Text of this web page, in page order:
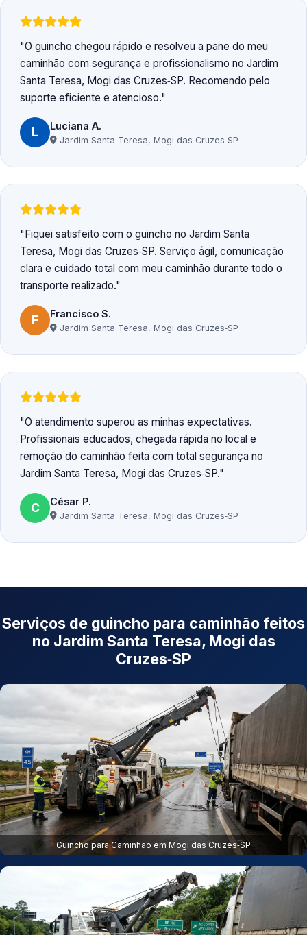
O guincho chegou rápido e resolveu a pane do meu
caminhão com segurança e profissionalismo no Jardim
Santa Teresa, Mogi das Cruzes‑SP. Recomendo pelo
suporte eficiente e atencioso.
L Luciana A.
Jardim Santa Teresa, Mogi das Cruzes‑SP
Fiquei satisfeito com o guincho no Jardim Santa
Teresa, Mogi das Cruzes‑SP. Serviço ágil, comunicação
clara e cuidado total com meu caminhão durante todo o
transporte realizado.
F Francisco S.
Jardim Santa Teresa, Mogi das Cruzes‑SP
O atendimento superou as minhas expectativas.
Profissionais educados, chegada rápida no local e
remoção do caminhão feita com total segurança no
Jardim Santa Teresa, Mogi das Cruzes‑SP.
C César P.
Jardim Santa Teresa, Mogi das Cruzes‑SP
Serviços de guincho para caminhão feitos
no Jardim Santa Teresa, Mogi das
Cruzes‑SP
Guincho para Caminhão em Mogi das Cruzes‑SP